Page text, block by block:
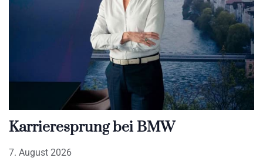
Karrieresprung bei BMW
7. August 2026